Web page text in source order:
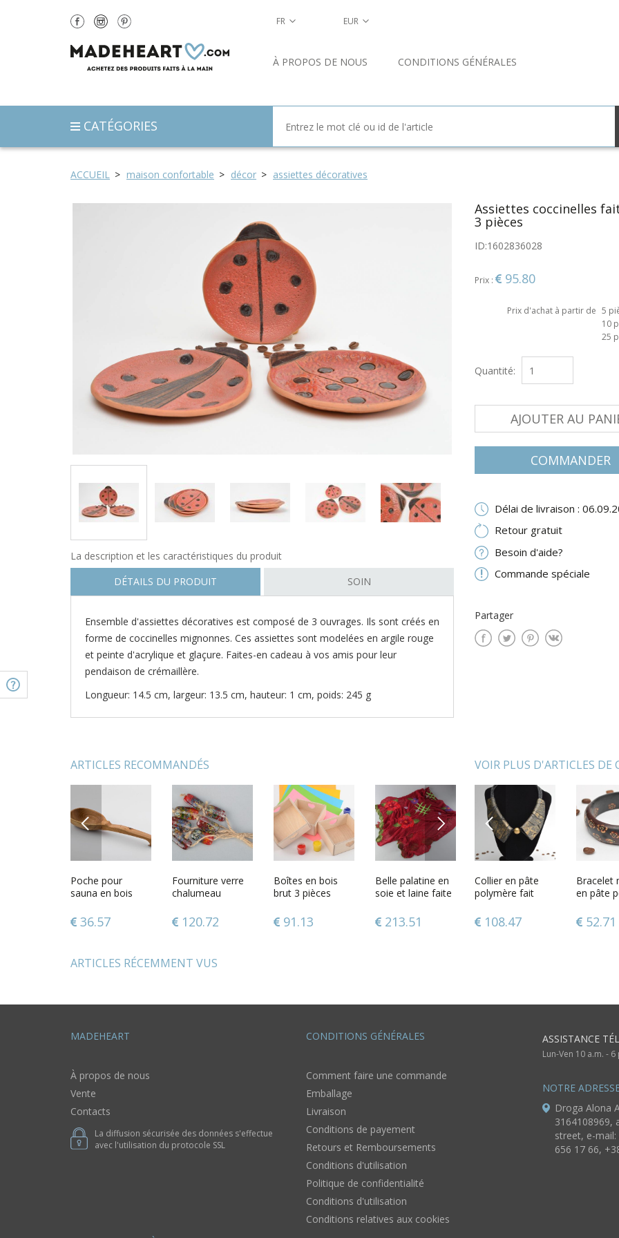
ACCUEIL maison confortable décor assiettes décoratives
Assiettes coccinelles
3 pièces
ID:1602836028
Prix : 95.80
Prix d'achat à partir de 5
10
25
Quantité:
AJOUTER AU
COMMANDER
Délai de livraison :
Retour gratuit
Besoin d'aide?
Commande spéciale
Partager
La description et les caractéristiques du produit
DÉTAILS DU PRODUIT
SOIN
Ensemble d'assiettes décoratives est composé de 3 ouvrages. Ils sont créés en
forme de coccinelles mignonnes. Ces assiettes sont modelées en argile rouge
et peinte d'acrylique et glaçure. Faites-en cadeau à vos amis pour leur
pendaison de crémaillère.
Longueur: 14.5 cm, largeur: 13.5 cm, hauteur: 1 cm, poids: 245 g
ARTICLES RECOMMANDÉS
PREVIOUS
Poche pour
sauna en bois
36.57
Fourniture verre
chalumeau
perles fantaisie
multicolores
120.72
Boîtes en bois
brut 3 pièces
cœurs à peinture
ou serviettage
91.13
Belle palatine en
soie et laine faite
accessoire pour
femme
213.51
Collier fait main
en cuir naturel et
183.00
Porte-
slave
main en
chanvre
25.98
NEXT
VOIR PLUS D'ARTICLES DE
PREVIOUS
Pendentif en pâte
polymère avec
main sur chaîne
métallique
42.61
Assiettes en
forme de poisson
peintes faites
main 3 pièces
94.09
Boucles doreilles
en verre et pâte
main pendantes
rondes
40.85
Boîte à bijoux à
tiroir en argile
forme de tête de
chien
62.85
Collier en pâte
polymère fait
bijou massif pour
femme
108.47
Bracelet
en pâte
main
femme
52.71
ARTICLES RÉCEMMENT VUS
FR EUR
À PROPOS DE NOUS CONDITIONS GÉNÉRALES
CATÉGORIES
MADEHEART
À propos de nous
Vente
Contacts
La diffusion sécurisée des données s'effectue
avec l'utilisation du protocole SSL
CONDITIONS GÉNÉRALES
Comment faire une commande
Emballage
Livraison
Conditions de payement
Retours et Remboursements
Conditions d'utilisation
Politique de confidentialité
Conditions d'utilisation
Conditions relatives aux cookies
ASSISTANCE
Lun-Ven 10 a.m. - 6
NOTRE
Droga Alona
3164108969,
street, e-mail:
656 17 66,